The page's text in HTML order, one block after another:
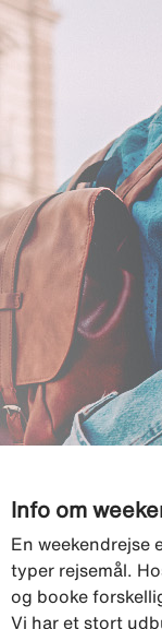
Info om
En weekendrejse
typer rejsemål.
og booke
Vi har et stort